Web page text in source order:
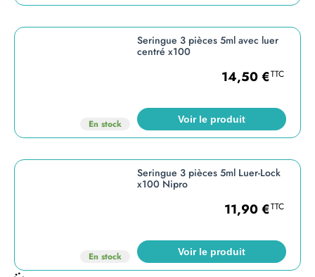
En stock
Seringue 3 pièces 5ml avec luer
centré x100
14,50€TTC
Voir le produit
En stock
Seringue 3 pièces 5ml Luer-Lock
x100 Nipro
11,90€TTC
Voir le produit